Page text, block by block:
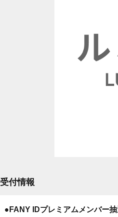
受付情報
●FANY IDプレミアムメンバー